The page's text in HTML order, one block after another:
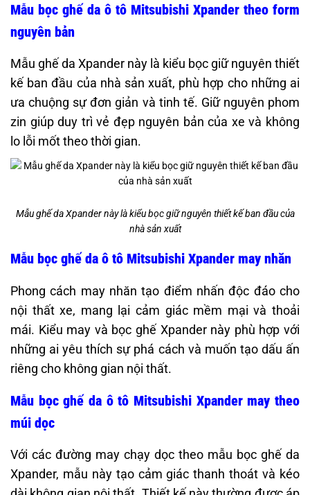
Mẫu bọc ghế da ô tô Mitsubishi Xpander theo form
nguyên bản
Mẫu ghế da Xpander này là kiểu bọc giữ nguyên thiết
kế ban đầu của nhà sản xuất, phù hợp cho những ai
ưa chuộng sự đơn giản và tinh tế. Giữ nguyên phom
zin giúp duy trì vẻ đẹp nguyên bản của xe và không
lo lỗi mốt theo thời gian.
Mẫu ghế da Xpander này là kiểu bọc giữ nguyên thiết kế ban đầu của
nhà sản xuất
Mẫu bọc ghế da ô tô Mitsubishi Xpander may nhăn
Phong cách may nhăn tạo điểm nhấn độc đáo cho
nội thất xe, mang lại cảm giác mềm mại và thoải
mái. Kiểu may và bọc ghế Xpander này phù hợp với
những ai yêu thích sự phá cách và muốn tạo dấu ấn
riêng cho không gian nội thất.​
Mẫu bọc ghế da ô tô Mitsubishi Xpander may theo
múi dọc
Với các đường may chạy dọc theo mẫu bọc ghế da
Xpander, mẫu này tạo cảm giác thanh thoát và kéo